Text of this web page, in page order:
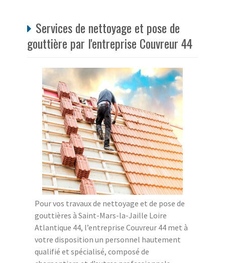
Services de nettoyage et pose de
gouttière par l'entreprise Couvreur 44
Pour vos travaux de nettoyage et de pose de
gouttières à Saint-Mars-la-Jaille Loire
Atlantique 44, l’entreprise Couvreur 44 met à
votre disposition un personnel hautement
qualifié et spécialisé, composé de